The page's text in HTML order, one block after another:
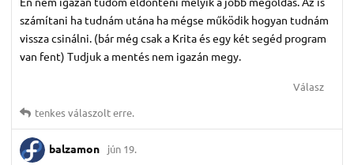
számítani ha tudnám utána ha mégse működik hogyan tudnám
vissza csinálni. (bár még csak a Krita és egy két segéd program
van fent) Tudjuk a mentés nem igazán megy.
Válasz
tenkesválaszolt erre.
balzamon jún 19.